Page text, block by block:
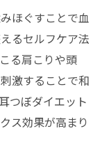
ほぐすことで血
るセルフケア法
る肩こりや頭
激することで和
つぼダイエット
ス効果が高まり